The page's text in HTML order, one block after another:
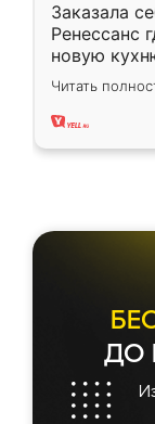
Заказала
Ренессанс
новую
вполне
два года,
Читать
ДО